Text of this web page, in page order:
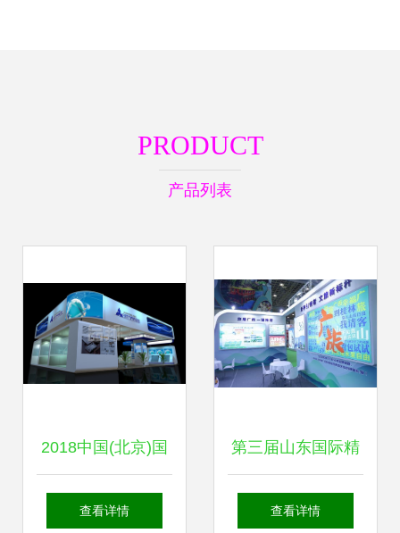
PRODUCT
产品列表
2018中国(北京)国
际文具博览会暨文
查看详情
第三届山东国际精
品旅游产业博览会
查看详情